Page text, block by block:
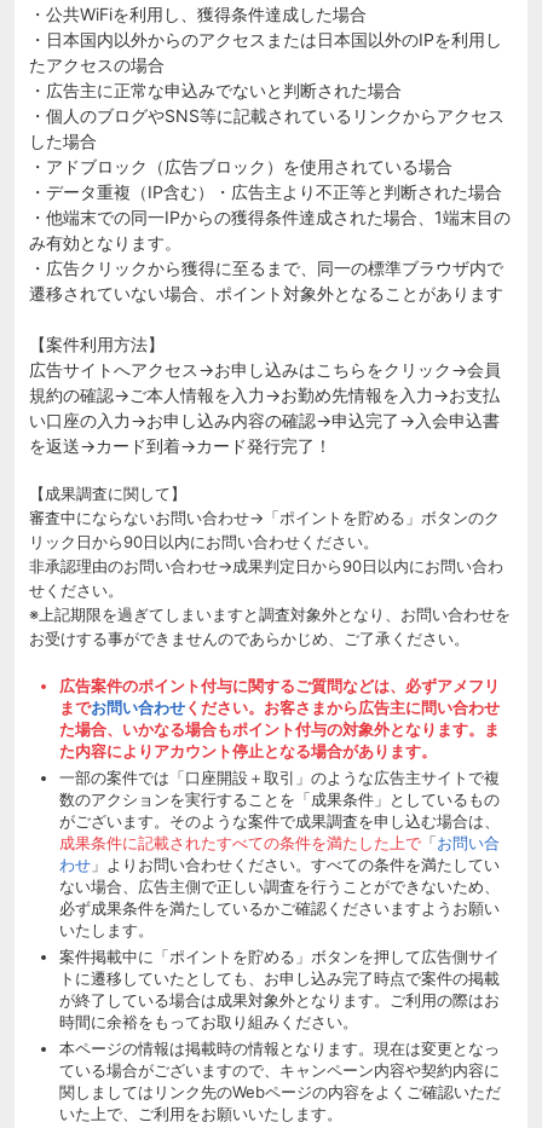
・公共WiFiを利用し、獲得条件達成した場合
・日本国内以外からのアクセスまたは日本国以外のIPを利用し
たアクセスの場合
・広告主に正常な申込みでないと判断された場合
・個人のブログやSNS等に記載されているリンクからアクセス
した場合
・アドブロック（広告ブロック）を使用されている場合
・データ重複（IP含む）・広告主より不正等と判断された場合
・他端末での同一IPからの獲得条件達成された場合、1端末目の
み有効となります。
・広告クリックから獲得に至るまで、同一の標準ブラウザ内で
遷移されていない場合、ポイント対象外となることがあります
【案件利用方法】
広告サイトへアクセス→お申し込みはこちらをクリック→会員
規約の確認→ご本人情報を入力→お勤め先情報を入力→お支払
い口座の入力→お申し込み内容の確認→申込完了→入会申込書
を返送→カード到着→カード発行完了！
【成果調査に関して】
審査中にならないお問い合わせ→「ポイントを貯める」ボタンのク
リック日から90日以内にお問い合わせください。
非承認理由のお問い合わせ→成果判定日から90日以内にお問い合わ
せください。
※上記期限を過ぎてしまいますと調査対象外となり、お問い合わせを
お受けする事ができませんのであらかじめ、ご了承ください。
広告案件のポイント付与に関するご質問などは、必ずアメフリ
までお問い合わせください。お客さまから広告主に問い合わせ
た場合、いかなる場合もポイント付与の対象外となります。ま
た内容によりアカウント停止となる場合があります。
一部の案件では「口座開設＋取引」のような広告主サイトで複
数のアクションを実行することを「成果条件」としているもの
がございます。そのような案件で成果調査を申し込む場合は、
成果条件に記載されたすべての条件を満たした上で「お問い合
わせ」よりお問い合わせください。すべての条件を満たしてい
ない場合、広告主側で正しい調査を行うことができないため、
必ず成果条件を満たしているかご確認くださいますようお願い
いたします。
案件掲載中に「ポイントを貯める」ボタンを押して広告側サイ
トに遷移していたとしても、お申し込み完了時点で案件の掲載
が終了している場合は成果対象外となります。ご利用の際はお
時間に余裕をもってお取り組みください。
本ページの情報は掲載時の情報となります。現在は変更となっ
ている場合がございますので、キャンペーン内容や契約内容に
関しましてはリンク先のWebページの内容をよくご確認いただ
いた上で、ご利用をお願いいたします。